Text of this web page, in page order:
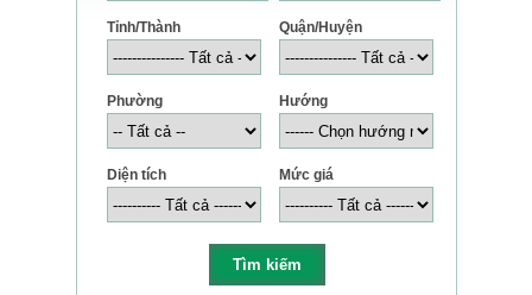
Tỉnh/Thành Quận/Huyện
Phường Hướng
Diện tích Mức giá